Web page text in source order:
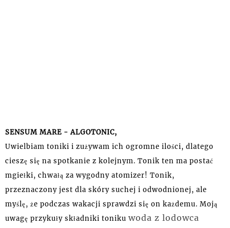
SENSUM MARE - ALGOTONIC,
Uwielbiam toniki i zużywam ich ogromne ilości, dlatego
cieszę się na spotkanie z kolejnym. Tonik ten ma postać
mgiełki, chwałą za wygodny atomizer! Tonik,
przeznaczony jest dla skóry suchej i odwodnionej, ale
myślę, że podczas wakacji sprawdzi się on każdemu. Moją
uwagę przykuły składniki toniku woda z lodowca